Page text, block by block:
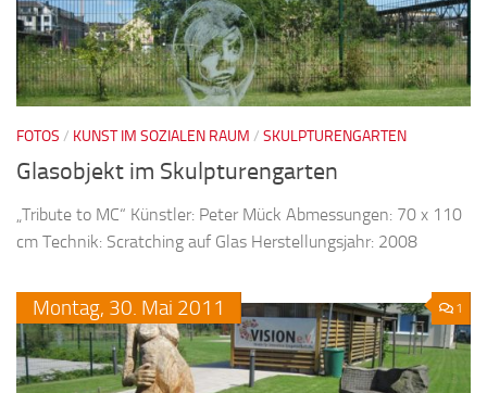
FOTOS / KUNST IM SOZIALEN RAUM / SKULPTURENGARTEN
Glasobjekt im Skulpturengarten
„Tribute to MC“ Künstler: Peter Mück Abmessungen: 70 x 110
cm Technik: Scratching auf Glas Herstellungsjahr: 2008
1
Montag, 30. Mai 2011